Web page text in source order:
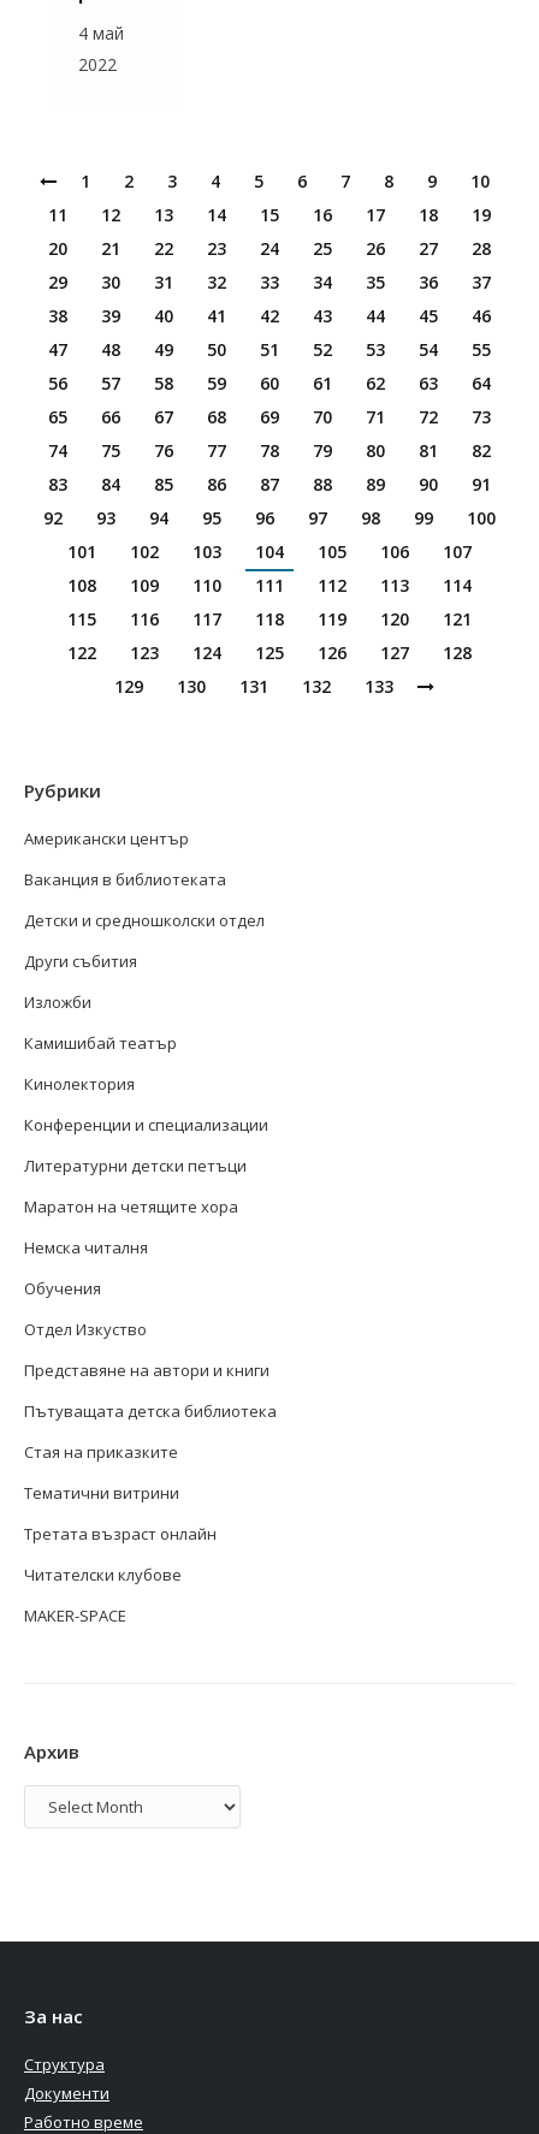
4 май
2022
1 2 3 4 5 6 7 8 9
10
11
12 13 14 15 16 17 18
19
20
21 22 23 24 25 26 27
28
29
30 31 32 33 34 35 36
37
38
39 40 41 42 43 44 45
46
47
48 49 50 51 52 53 54
55
56
57 58 59 60 61 62 63
64
65
66 67 68 69 70 71 72
73
74
75 76 77 78 79 80 81
82
83
84 85 86 87 88 89 90
91
92
93 94 95 96 97 98 99
100
101
102 103 104 105 106
107
108
109 110 111 112 113
114
115
116 117 118 119 120
121
122
123 124 125 126 127
128
129
130 131 132 133
Рубрики
Американски център
Ваканция в библиотеката
Детски и средношколски отдел
Други събития
Изложби
Камишибай театър
Кинолектория
Конференции и специализации
Литературни детски петъци
Маратон на четящите хора
Немска читалня
Обучения
Отдел Изкуство
Представяне на автори и книги
Пътуващата детска библиотека
Стая на приказките
Тематични витрини
Третата възраст онлайн
Читателски клубове
MAKER-SPACE
Архив
Архив
За нас
Структура
Документи
Работно време